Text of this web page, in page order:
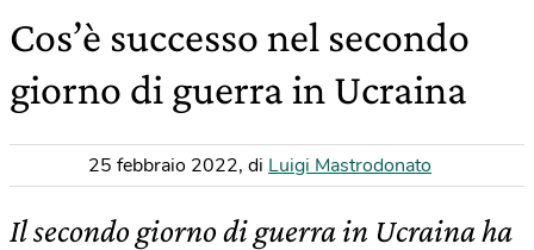
Cos’è successo nel secondo
giorno di guerra in Ucraina
25 febbraio 2022, di Luigi Mastrodonato
Il secondo giorno di guerra in Ucraina ha